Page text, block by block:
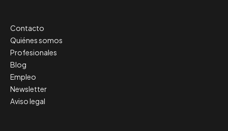
Contacto
Quiénes somos
Profesionales
Blog
Empleo
Newsletter
Aviso legal